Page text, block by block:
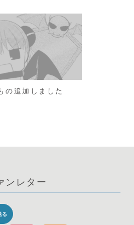
の追加しました
ンレター